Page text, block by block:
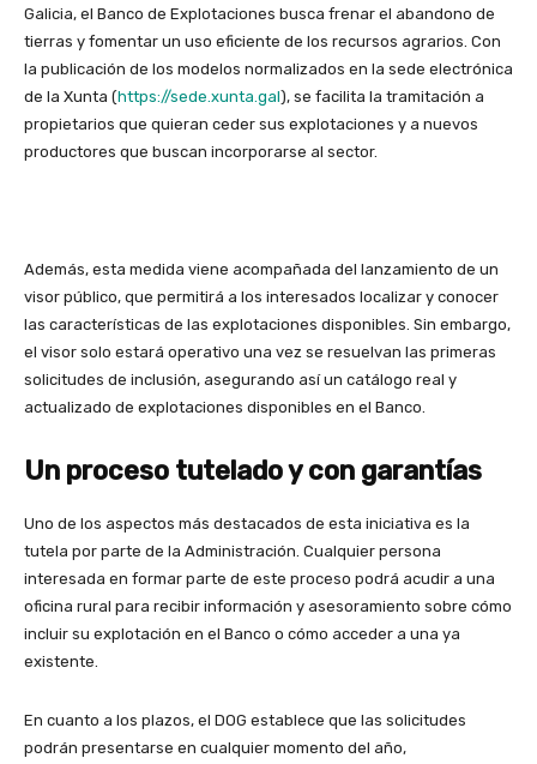
Galicia, el Banco de Explotaciones busca frenar el abandono de
tierras y fomentar un uso eficiente de los recursos agrarios. Con
la publicación de los modelos normalizados en la sede electrónica
de la Xunta (https://sede.xunta.gal), se facilita la tramitación a
propietarios que quieran ceder sus explotaciones y a nuevos
productores que buscan incorporarse al sector.
Además, esta medida viene acompañada del lanzamiento de un
visor público, que permitirá a los interesados localizar y conocer
las características de las explotaciones disponibles. Sin embargo,
el visor solo estará operativo una vez se resuelvan las primeras
solicitudes de inclusión, asegurando así un catálogo real y
actualizado de explotaciones disponibles en el Banco.
Un proceso tutelado y con garantías
Uno de los aspectos más destacados de esta iniciativa es la
tutela por parte de la Administración. Cualquier persona
interesada en formar parte de este proceso podrá acudir a una
oficina rural para recibir información y asesoramiento sobre cómo
incluir su explotación en el Banco o cómo acceder a una ya
existente.
En cuanto a los plazos, el DOG establece que las solicitudes
podrán presentarse en cualquier momento del año,